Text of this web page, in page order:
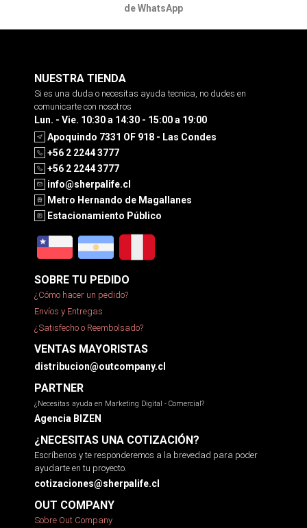
de WhatsApp
NUESTRA TIENDA
Si es una duda o necesitas ayuda tecnica, no dudes en
comunicarte con nosotros
Lun. - Vie. 10:30 a 14:30 - 15:00 a 19:00
Apoquindo 7331 OF 918 - Las Condes
+56 2 2244 3777
+56 2 2244 3777
info@sherpalife.cl
Metro Hernando de Magallanes
Estacionamiento Público
SOBRE TU PEDIDO
¿Cómo hacer un pedido?
Envíos y Entregas
¿Satisfecho o Reembolsado?
VENTAS MAYORISTAS
distribucion@outcompany.cl
PARTNER
¿Necesitas ayuda en Marketing Digital - Comercial?
Agencia BIZEN
¿NECESITAS UNA COTIZACIÓN?
Escríbenos y te responderemos a la brevedad para poder
ayudarte en tu proyecto.
cotizaciones@sherpalife.cl
OUT COMPANY
Sobre Out Company